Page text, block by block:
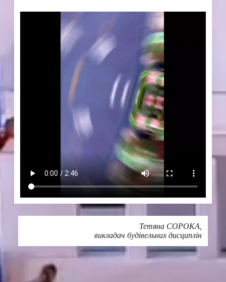
Тетяна СОРОКА,
викладач будівельних дисциплін
Друк